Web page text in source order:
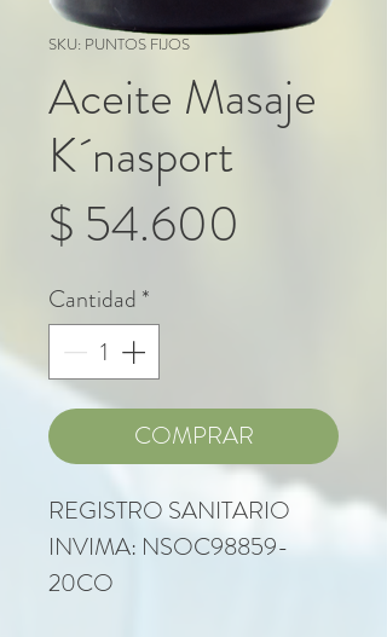
SKU: PUNTOS FIJOS
Aceite Masaje
K´nasport
$ 54.600
Cantidad *
COMPRAR
REGISTRO SANITARIO
INVIMA: NSOC98859-
20CO